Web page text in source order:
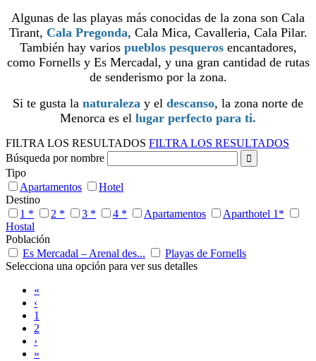
Algunas de las playas más conocidas de la zona son Cala
Tirant, Cala Pregonda, Cala Mica, Cavalleria, Cala Pilar.
También hay varios pueblos pesquerosencantadores,
como Fornells y Es Mercadal, y una gran cantidad de rutas
de senderismo por la zona.
Si te gusta la naturaleza y el descanso, la zona norte de
Menorca es el lugar perfecto para ti.
FILTRA LOS RESULTADOS FILTRA LOS RESULTADOS
Búsqueda por nombre
Tipo
Apartamentos
Hotel
Destino
1 *
2 * 3 * 4 * Apartamentos
Aparthotel 1*
Hostal
Población
Es Mercadal – Arenal des...
Playas de Fornells
Selecciona una opción para ver sus detalles
«
‹
1
2
›
»